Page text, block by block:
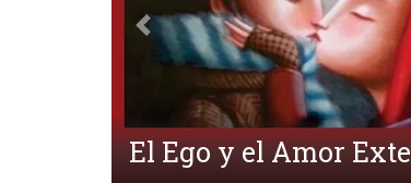
¿Qué es la Ecpatía?
Anterior